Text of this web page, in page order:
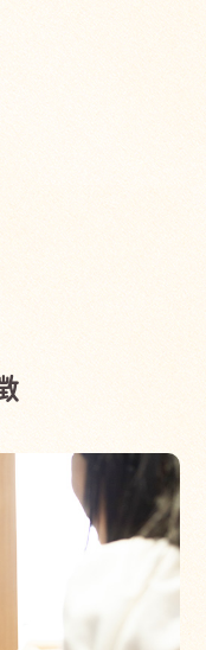
かかりつけ診療
療を行います。
の指導管理を行いま
い、健康相談に応じ
の時期についての指